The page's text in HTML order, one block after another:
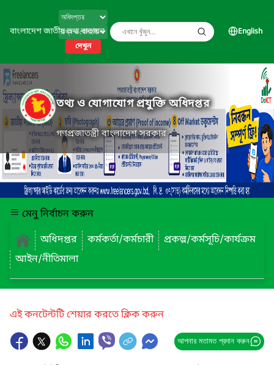
বাংলাদেশ জাতীয় তথ্য বাতায়ন
দেখুন
English
তথ্য ও যোগাযোগ প্রযুক্তি অধিদপ্তর
গণপ্রজাতন্ত্রী বাংলাদেশ সরকার
মেনু নির্বাচন করুন
অধিদপ্তর
কর্মকর্তা/কর্মচারী
প্রকল্প/কর্মসূচি/কার্যক্রম
আইন/নীতিমালা
এই কনটেন্টটি শেয়ার করতে ক্লিক করুন
আপনার মতামত প্রদান করুন